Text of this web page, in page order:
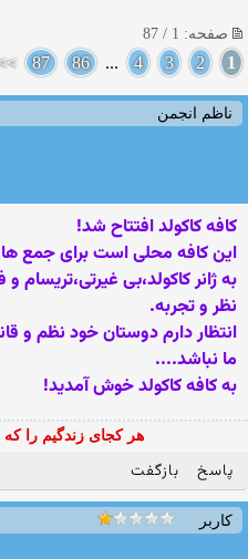
صفحه: 1 / 87
1
2
3
4
...
86
87
ناظم انجمن
کافه کاکولد افتتاح شد!
این کافه محلی است برای جمع
به ژانر کاکولد،بی
نظر و تجربه.
انتظار دارم دوستان خود نظم و
ما نباشد....
به کافه کاکولد خوش آمدید!
هر کجای زندگیم را که
پاسخ بازگفت
کاربر